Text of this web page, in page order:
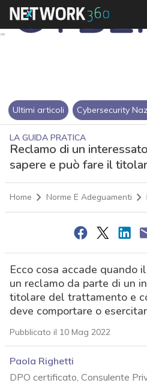
Ultimi articoli Cybersecurity
LA GUIDA PRATICA
Reclamo di un
sapere e può fare il
Home Norme E Adeguamenti
Ecco cosa accade quando
un reclamo da parte di un
titolare del trattamento e
deve comportare o
Pubblicato il 10 Mag 2022
Paola Righetti
DPO certificato, Consulente